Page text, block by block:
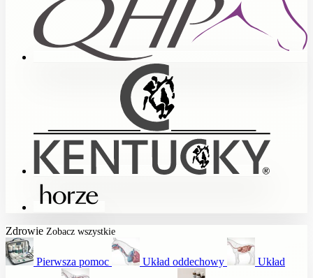
Zdrowie Zobacz wszystkie
Pierwsza pomoc Układ oddechowy Układ